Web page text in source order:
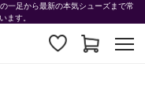
一足から最新の本気シューズまで常
ます。